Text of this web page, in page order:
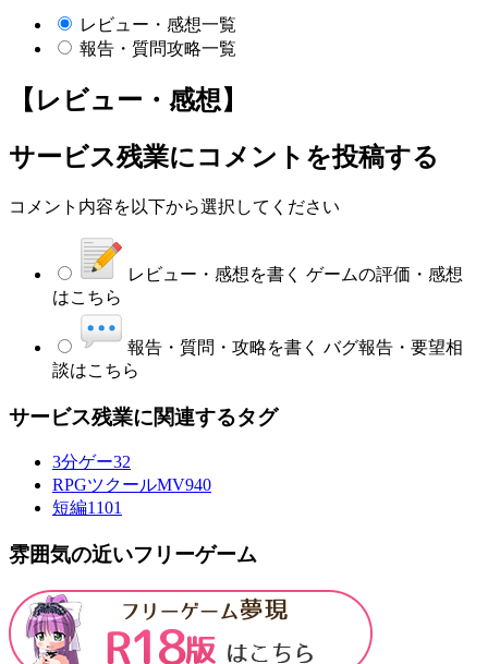
レビュー・感想一覧
報告・質問攻略一覧
【レビュー・感想】
サービス残業にコメントを投稿する
コメント内容を以下から選択してください
レビュー・感想を書く ゲームの評価・感想
はこちら
報告・質問・攻略を書く バグ報告・要望相
談はこちら
サービス残業に関連するタグ
3分ゲー32
RPGツクールMV940
短編1101
雰囲気の近いフリーゲーム